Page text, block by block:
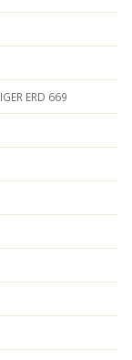
ERD 669